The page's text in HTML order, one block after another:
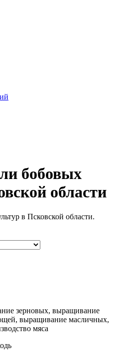
бобовых
области
в Псковской области.
зерновых, выращивание
выращивание масличных,
мяса